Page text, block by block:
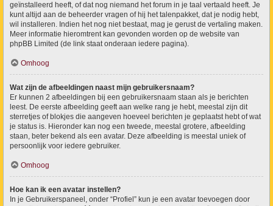
geïnstalleerd heeft, of dat nog niemand het forum in je taal vertaald heeft. Je
kunt altijd aan de beheerder vragen of hij het talenpakket, dat je nodig hebt,
wil installeren. Indien het nog niet bestaat, mag je gerust de vertaling maken.
Meer informatie hieromtrent kan gevonden worden op de website van
phpBB Limited (de link staat onderaan iedere pagina).
Omhoog
Wat zijn de afbeeldingen naast mijn gebruikersnaam?
Er kunnen 2 afbeeldingen bij een gebruikersnaam staan als je berichten
leest. De eerste afbeelding geeft aan welke rang je hebt, meestal zijn dit
sterretjes of blokjes die aangeven hoeveel berichten je geplaatst hebt of wat
je status is. Hieronder kan nog een tweede, meestal grotere, afbeelding
staan, beter bekend als een avatar. Deze afbeelding is meestal uniek of
persoonlijk voor iedere gebruiker.
Omhoog
Hoe kan ik een avatar instellen?
In je Gebruikerspaneel, onder “Profiel” kun je een avatar toevoegen door